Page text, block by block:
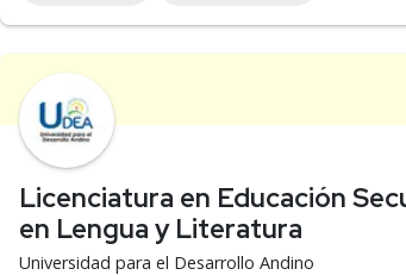
Licenciatura en Educación
en Lengua y Literatura
Universidad para el Desarrollo Andino